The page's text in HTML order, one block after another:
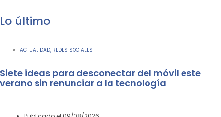
Lo último
ACTUALIDAD REDES SOCIALES
Siete ideas para desconectar del móvil este
verano sin renunciar a la tecnología